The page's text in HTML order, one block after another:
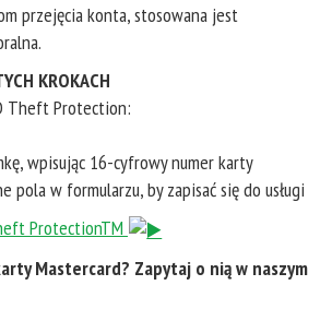
przejęcia konta, stosowana jest
KROKACH
Theft Protection:
wpisując 16-cyfrowy numer karty
pola w formularzu, by zapisać się do usługi
ProtectionTM
Mastercard? Zapytaj o nią w naszym